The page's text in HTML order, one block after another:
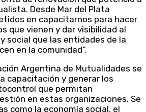
Desde Mar del Plata
en capacitarnos para hacer
que vienen y dar visibilidad al
social que las entidades de la
en la comunidad”.
Argentina de Mutualidades se
capacitación y generar los
que permitan
en estas organizaciones. Se
como la economía social, el